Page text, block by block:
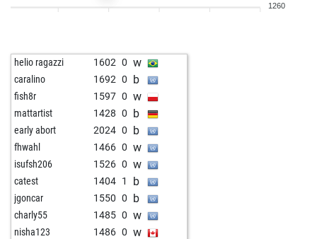
1260
helio ragazzi 1602 0 w
caralino 1692 0 b
fish8r 1597 0 w
mattartist 1428 0 b
early abort 2024 0 b
fhwahl 1466 0 w
isufsh206 1526 0 w
catest 1404 1 b
jgoncar 1550 0 b
charly55 1485 0 w
nisha123 1486 0 w